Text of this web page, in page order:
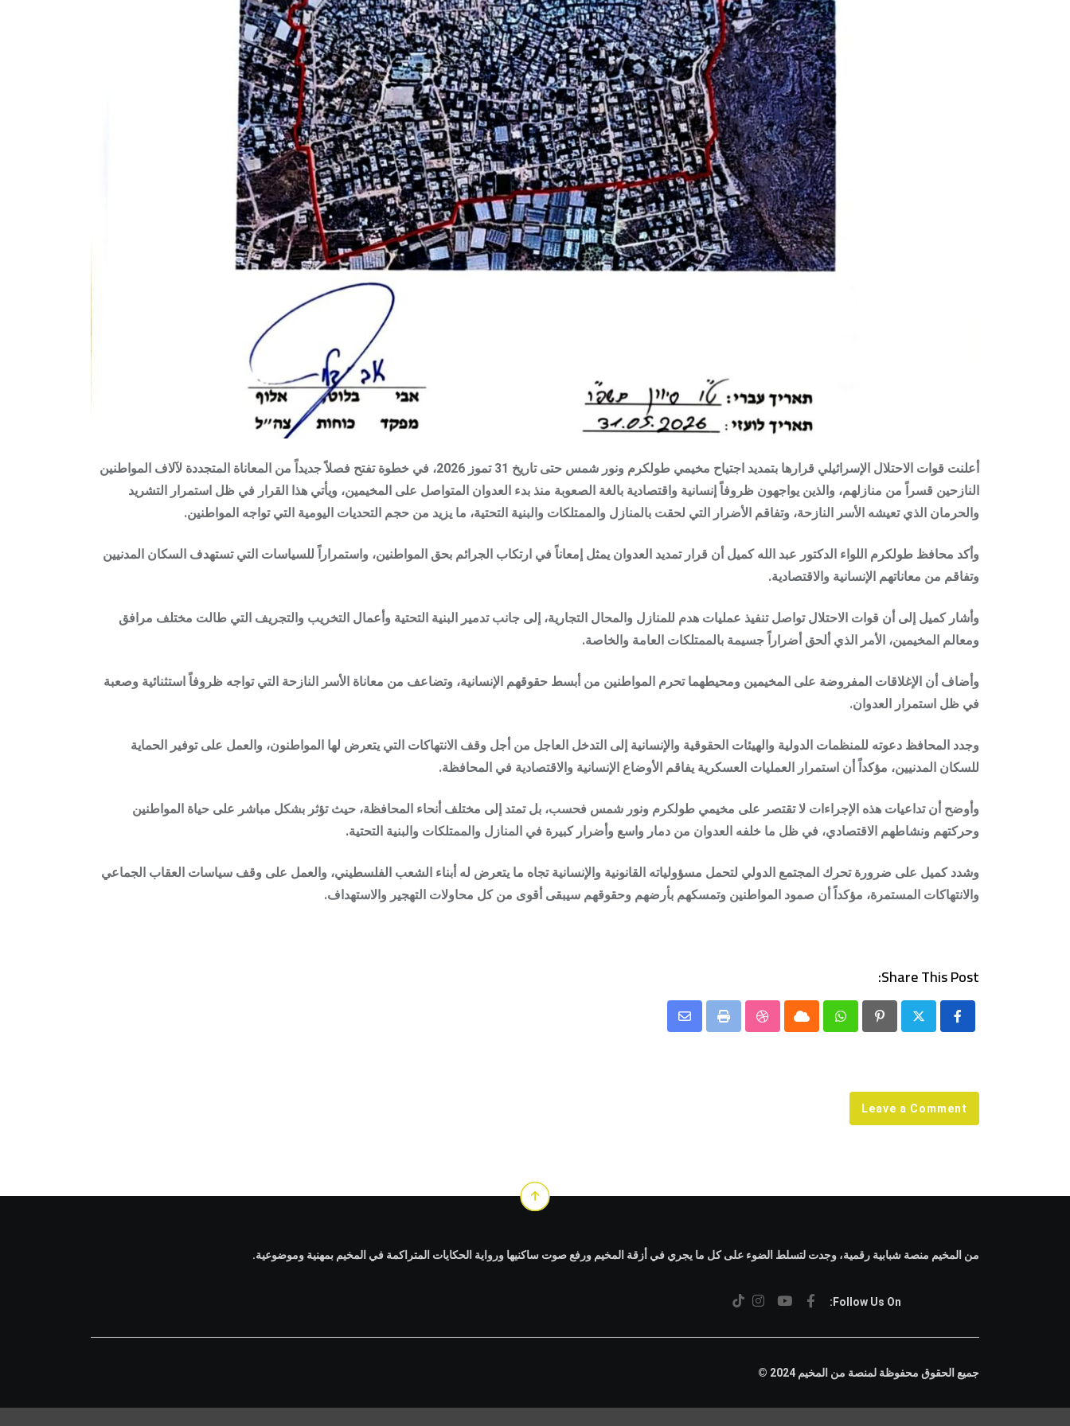
أعلنت قوات الاحتلال الإسرائيلي قرارها بتمديد اجتياح مخيمي طولكرم ونور شمس حتى تاريخ 31 تموز 2026، في خطوة تفتح فصلاً جديداً من المعاناة المتجددة لآلاف المواطنين
النازحين قسراً من منازلهم، والذين يواجهون ظروفاً إنسانية واقتصادية بالغة الصعوبة منذ بدء العدوان المتواصل على المخيمين، ويأتي هذا القرار في ظل استمرار التشريد
والحرمان الذي تعيشه الأسر النازحة، وتفاقم الأضرار التي لحقت بالمنازل والممتلكات والبنية التحتية، ما يزيد من حجم التحديات اليومية التي تواجه المواطنين.
وأكد محافظ طولكرم اللواء الدكتور عبد الله كميل أن قرار تمديد العدوان يمثل إمعاناً في ارتكاب الجرائم بحق المواطنين، واستمراراً للسياسات التي تستهدف السكان المدنيين
وتفاقم من معاناتهم الإنسانية والاقتصادية.
وأشار كميل إلى أن قوات الاحتلال تواصل تنفيذ عمليات هدم للمنازل والمحال التجارية، إلى جانب تدمير البنية التحتية وأعمال التخريب والتجريف التي طالت مختلف مرافق
ومعالم المخيمين، الأمر الذي ألحق أضراراً جسيمة بالممتلكات العامة والخاصة.
وأضاف أن الإغلاقات المفروضة على المخيمين ومحيطهما تحرم المواطنين من أبسط حقوقهم الإنسانية، وتضاعف من معاناة الأسر النازحة التي تواجه ظروفاً استثنائية وصعبة
في ظل استمرار العدوان.
وجدد المحافظ دعوته للمنظمات الدولية والهيئات الحقوقية والإنسانية إلى التدخل العاجل من أجل وقف الانتهاكات التي يتعرض لها المواطنون، والعمل على توفير الحماية
للسكان المدنيين، مؤكداً أن استمرار العمليات العسكرية يفاقم الأوضاع الإنسانية والاقتصادية في المحافظة.
وأوضح أن تداعيات هذه الإجراءات لا تقتصر على مخيمي طولكرم ونور شمس فحسب، بل تمتد إلى مختلف أنحاء المحافظة، حيث تؤثر بشكل مباشر على حياة المواطنين
وحركتهم ونشاطهم الاقتصادي، في ظل ما خلفه العدوان من دمار واسع وأضرار كبيرة في المنازل والممتلكات والبنية التحتية.
وشدد كميل على ضرورة تحرك المجتمع الدولي لتحمل مسؤولياته القانونية والإنسانية تجاه ما يتعرض له أبناء الشعب الفلسطيني، والعمل على وقف سياسات العقاب الجماعي
والانتهاكات المستمرة، مؤكداً أن صمود المواطنين وتمسكهم بأرضهم وحقوقهم سيبقى أقوى من كل محاولات التهجير والاستهداف.
Share This Post:
Pinterest
Whatsapp
Cloud
StumbleUpon
Print
Share
Leave a Comment
من المخيم منصة شبابية رقمية، وجدت لتسلط الضوء على كل ما يجري في أزقة المخيم ورفع صوت ساكنيها ورواية الحكايات المتراكمة في المخيم بمهنية وموضوعية.
Follow Us On:
جميع الحقوق محفوظة لمنصة من المخيم 2024 ©